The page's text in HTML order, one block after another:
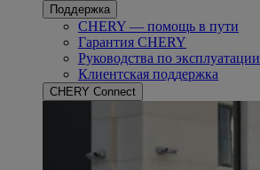
Поддержка
CHERY — помощь в пути
Гарантия CHERY
Руководства по эксплуатации
Клиентская поддержка
CHERY Connect